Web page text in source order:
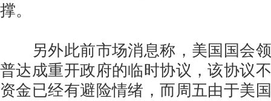
撑。
另外此前市场消息称，美国国会领
普达成重开政府的临时协议，该协议
资金已经有避险情绪，而周五由于美